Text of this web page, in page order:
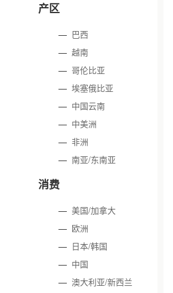
产区
— 巴西
—越南
—哥伦比亚
—埃塞俄比亚
— 中国云南
— 中美洲
—非洲
—南亚/东南亚
消费
—美国/加拿大
— 欧洲
— 日本/韩国
— 中国
— 澳大利亚/新西兰